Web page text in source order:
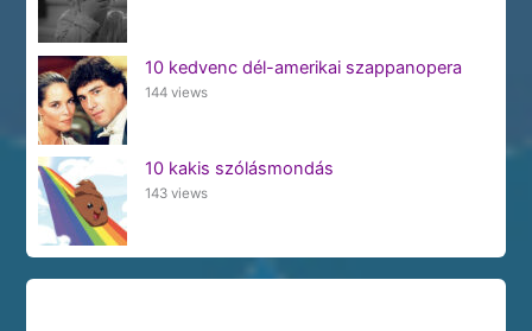
10 kedvenc dél-amerikai szappanopera
144 views
10 kakis szólásmondás
143 views